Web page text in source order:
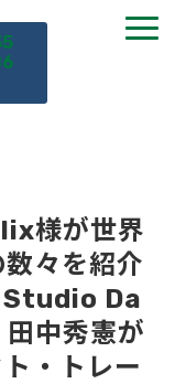
様が世界
々を紹介
Da
中秀憲が
・トレー